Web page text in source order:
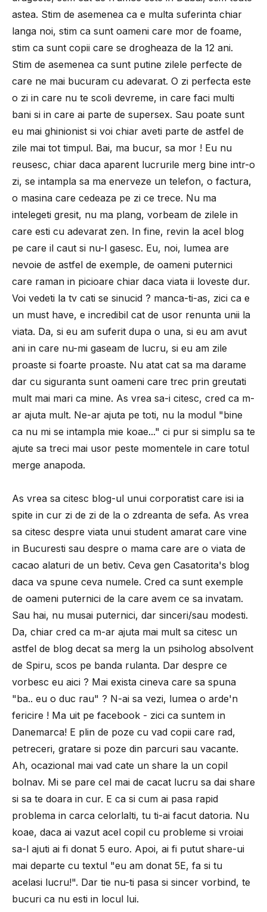
astea. Stim de asemenea ca e multa suferinta chiar
langa noi, stim ca sunt oameni care mor de foame,
stim ca sunt copii care se drogheaza de la 12 ani.
Stim de asemenea ca sunt putine zilele perfecte de
care ne mai bucuram cu adevarat. O zi perfecta este
o zi in care nu te scoli devreme, in care faci multi
bani si in care ai parte de supersex. Sau poate sunt
eu mai ghinionist si voi chiar aveti parte de astfel de
zile mai tot timpul. Bai, ma bucur, sa mor ! Eu nu
reusesc, chiar daca aparent lucrurile merg bine intr-o
zi, se intampla sa ma enerveze un telefon, o factura,
o masina care cedeaza pe zi ce trece. Nu ma
intelegeti gresit, nu ma plang, vorbeam de zilele in
care esti cu adevarat zen. In fine, revin la acel blog
pe care il caut si nu-l gasesc. Eu, noi, lumea are
nevoie de astfel de exemple, de oameni puternici
care raman in picioare chiar daca viata ii loveste dur.
Voi vedeti la tv cati se sinucid ? manca-ti-as, zici ca e
un must have, e incredibil cat de usor renunta unii la
viata. Da, si eu am suferit dupa o una, si eu am avut
ani in care nu-mi gaseam de lucru, si eu am zile
proaste si foarte proaste. Nu atat cat sa ma darame
dar cu siguranta sunt oameni care trec prin greutati
mult mai mari ca mine. As vrea sa-i citesc, cred ca m-
ar ajuta mult. Ne-ar ajuta pe toti, nu la modul "bine
ca nu mi se intampla mie koae..." ci pur si simplu sa te
ajute sa treci mai usor peste momentele in care totul
merge anapoda.
As vrea sa citesc blog-ul unui corporatist care isi ia
spite in cur zi de zi de la o zdreanta de sefa. As vrea
sa citesc despre viata unui student amarat care vine
in Bucuresti sau despre o mama care are o viata de
cacao alaturi de un betiv. Ceva gen Casatorita's blog
daca va spune ceva numele. Cred ca sunt exemple
de oameni puternici de la care avem ce sa invatam.
Sau hai, nu musai puternici, dar sinceri/sau modesti.
Da, chiar cred ca m-ar ajuta mai mult sa citesc un
astfel de blog decat sa merg la un psiholog absolvent
de Spiru, scos pe banda rulanta. Dar despre ce
vorbesc eu aici ? Mai exista cineva care sa spuna
"ba.. eu o duc rau" ? N-ai sa vezi, lumea o arde'n
fericire ! Ma uit pe facebook - zici ca suntem in
Danemarca! E plin de poze cu vad copii care rad,
petreceri, gratare si poze din parcuri sau vacante.
Ah, ocazional mai vad cate un share la un copil
bolnav. Mi se pare cel mai de cacat lucru sa dai share
si sa te doara in cur. E ca si cum ai pasa rapid
problema in carca celorlalti, tu ti-ai facut datoria. Nu
koae, daca ai vazut acel copil cu probleme si vroiai
sa-l ajuti ai fi donat 5 euro. Apoi, ai fi putut share-ui
mai departe cu textul "eu am donat 5E, fa si tu
acelasi lucru!". Dar tie nu-ti pasa si sincer vorbind, te
bucuri ca nu esti in locul lui.